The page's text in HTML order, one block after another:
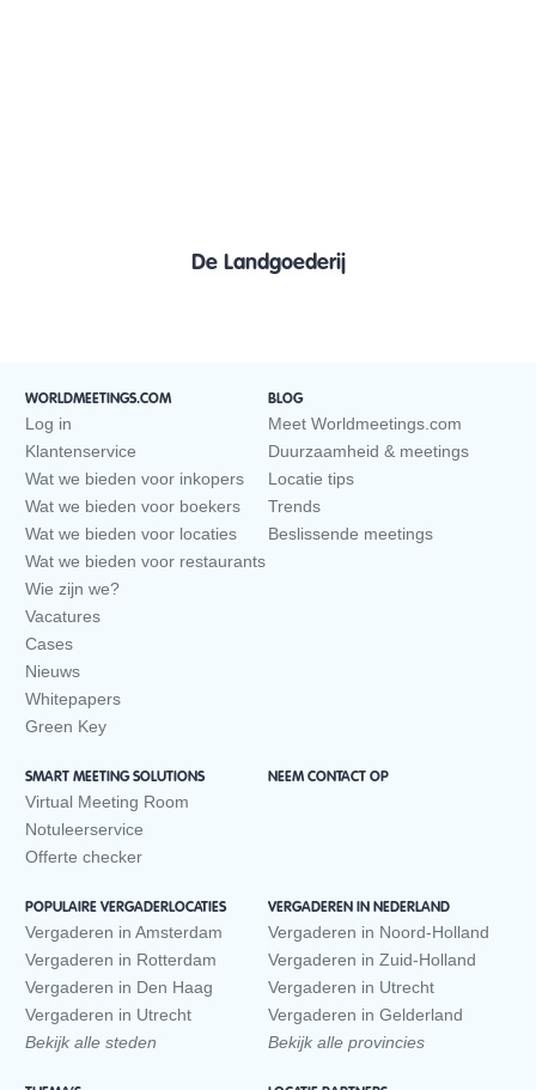
De Landgoederij
WORLDMEETINGS.COM
Log in
Klantenservice
Wat we bieden voor inkopers
Wat we bieden voor boekers
Wat we bieden voor locaties
Wat we bieden voor restaurants
Wie zijn we?
Vacatures
Cases
Nieuws
Whitepapers
Green Key
BLOG
Meet Worldmeetings.com
Duurzaamheid & meetings
Locatie tips
Trends
Beslissende meetings
SMART MEETING SOLUTIONS
Virtual Meeting Room
Notuleerservice
Offerte checker
NEEM CONTACT OP
POPULAIRE VERGADERLOCATIES
Vergaderen in Amsterdam
Vergaderen in Rotterdam
Vergaderen in Den Haag
Vergaderen in Utrecht
Bekijk alle steden
VERGADEREN IN NEDERLAND
Vergaderen in Noord-Holland
Vergaderen in Zuid-Holland
Vergaderen in Utrecht
Vergaderen in Gelderland
Bekijk alle provincies